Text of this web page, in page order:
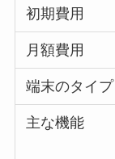
初期費用
月額費用
端末のタイプ
主な機能